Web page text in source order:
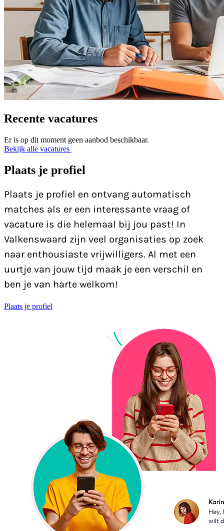
Recente vacatures
Er is op dit moment geen aanbod beschikbaar.
Bekijk alle vacatures
Plaats je profiel
Plaats je profiel en ontvang automatisch
matches als er een interessante vraag of
vacature is die helemaal bij jou past! In
Valkenswaard zijn veel organisaties op zoek
naar enthousiaste vrijwilligers. Al met een
uurtje van jouw tijd maak je een verschil en
ben je van harte welkom!
Plaats je profiel